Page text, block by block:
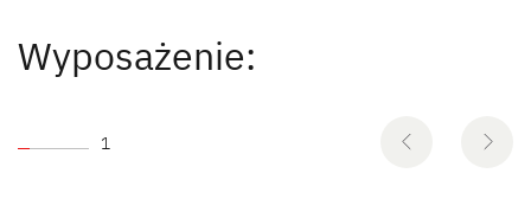
Wyposażenie:
1